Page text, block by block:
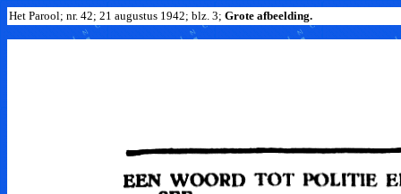
Het Parool; nr. 42; 21 augustus 1942; blz. 3; Grote afbeelding.